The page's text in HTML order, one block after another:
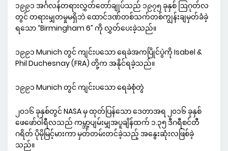
၁၉၉၁ အင်္ဂလန်တရားလွှတ်တော်ချုပ်သည် ၁၉၇၅ ခုနှစ် ဩဂုတ်လ
တွင် တရားမျှတမှုမရှိဘဲ ထောင်ဒဏ်တစ်သက်တစ်ကျွန်းချမှတ်ခံခဲ့
ရသော “Birmingham 6” ကို လွှတ်ပေးခဲ့သည်။
၁၉၉၁ Munich တွင် ကျင်းပသော ရေခဲအကပြိုင်ပွဲကို Isabel &
Phil Duchesnay (FRA) တို့က အနိုင်ရခဲ့သည်။
၁၉၉၁ Munich တွင် ကျင်းပသော ရေခဲစုံတွဲ
၂၀၁၆ ခုနှစ်တွင် NASA မှ ထုတ်ပြန်သော ဒေတာအရ ၂၀၁၆ ခုနှစ်
ဖေဖော်ဝါရီလသည် ကမ္ဘာ့ပျမ်းမျှအပူချိန်ထက် ၁.၃၅ ဒီဂရီစင်တီ
ဂရိတ် ပိုမိုမြင့်မားကာ မှတ်တမ်းတင်ခဲ့သည့် အနွေးဆုံးလဖြစ်ခဲ့
သည်။